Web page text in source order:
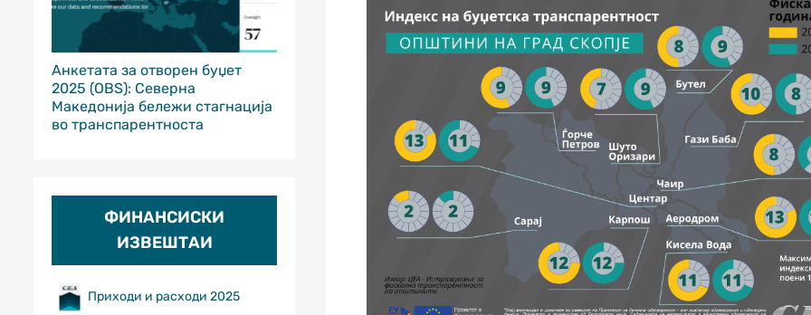
Анкетата за отворен буџет
2025 (OBS): Северна
Македонија бележи стагнација
во транспарентноста
ФИНАНСИСКИ
ИЗВЕШТАИ
Приходи и расходи 2025